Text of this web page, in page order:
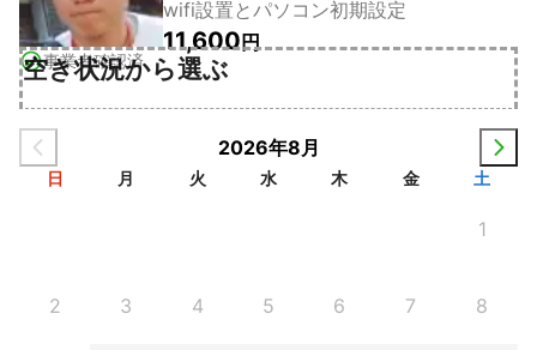
事業者確認済
wifi設置とパソコン初期設定
11,600円
空き状況から選ぶ
2026年8月
日 月 火 水 木 金 土
1
2 3 4 5 6 7 8